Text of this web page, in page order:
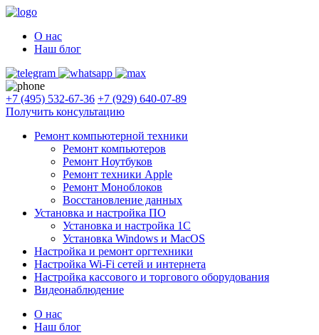
О нас
Наш блог
+7 (495) 532-67-36 +7 (929) 640-07-89
Получить консультацию
Ремонт компьютерной техники
Ремонт компьютеров
Ремонт Ноутбуков
Ремонт техники Apple
Ремонт Моноблоков
Восстановление данных
Установка и настройка ПО
Установка и настройка 1С
Установка Windows и MacOS
Настройка и ремонт оргтехники
Настройка Wi-Fi сетей и интернета
Настройка кассового и торгового оборудования
Видеонаблюдение
О нас
Наш блог